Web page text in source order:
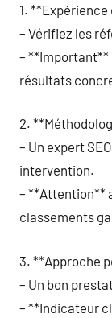
1.
– Vérifiez les
– **Important**
résultats
2.
– Un expert
intervention.
– **Attention**
classements
3. **Approche
– Un bon
– **Indicateur